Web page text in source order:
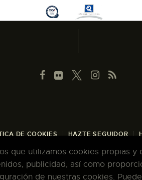
DE COOKIES HAZTE SEGUIDOR
que utilizamos cookies propias
publicidad, así como
de nuestras cookies.